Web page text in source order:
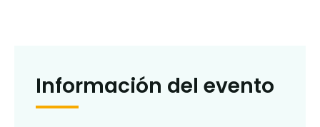
Información del evento